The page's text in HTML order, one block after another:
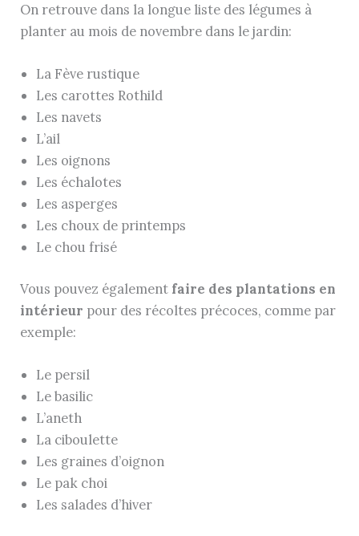
On retrouve dans la longue liste des légumes à
planter au mois de novembre dans le jardin:
La Fève rustique
Les carottes Rothild
Les navets
L’ail
Les oignons
Les échalotes
Les asperges
Les choux de printemps
Le chou frisé
Vous pouvez également faire des plantations en
intérieur pour des récoltes précoces, comme par
exemple:
Le persil
Le basilic
L’aneth
La ciboulette
Les graines d’oignon
Le pak choi
Les salades d’hiver